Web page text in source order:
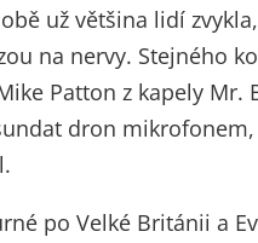
už většina lidí
na nervy. Stejného
Patton z kapely Mr.
dron
po Velké Británii a